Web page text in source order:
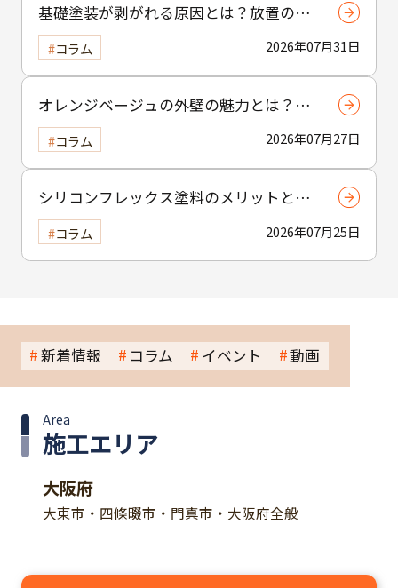
基礎塗装が剥がれる原因とは？放置のリ
スクについても解説
2026年07月31日
コラム
オレンジベージュの外壁の魅力とは？温
かみと個性を引き出す選び方と注意点2026年07月27日
コラム
シリコンフレックス塗料のメリットと
は？経済性と耐久性を両立する機能性を
解説
2026年07月25日
コラム
新着情報 コラム イベント 動画
施工エリア
Area
大阪府
大東市・四條畷市・門真市・大阪府全般